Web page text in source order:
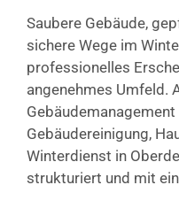
Saubere Gebäude,
sichere Wege im
professionelles
angenehmes Umfeld.
Gebäudereinigung,
Winterdienst in
strukturiert und mit